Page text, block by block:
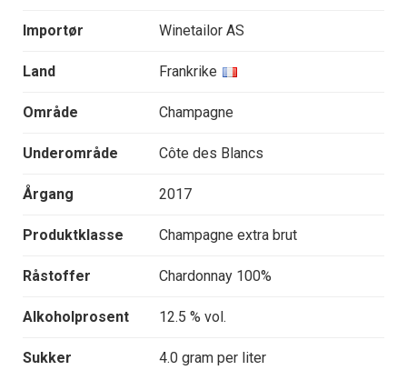
Importør Winetailor AS
Land Frankrike
Område Champagne
Underområde Côte des Blancs
Årgang 2017
Produktklasse Champagne extra brut
Råstoffer Chardonnay 100%
Alkoholprosent 12.5 % vol.
Sukker 4.0 gram per liter